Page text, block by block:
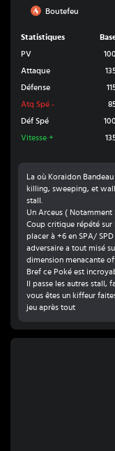
Feu
Boutefeu
Statistiques
PV
100
Attaque
Défense
Atq Spé -
Déf Spé
100
Vitesse +
La où Koraidon
killing, sweeping, et
stall.
Un Arceus (
Coup critique répété sur
placer à +6 en SPA/
adversaire a tout misé
dimension menacante
Bref ce Poké est
Il passe les autres stall,
vous êtes un kiffeur